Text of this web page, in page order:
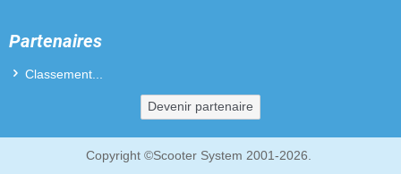
Partenaires
Classement...
Devenir partenaire
Copyright ©Scooter System 2001-2026.